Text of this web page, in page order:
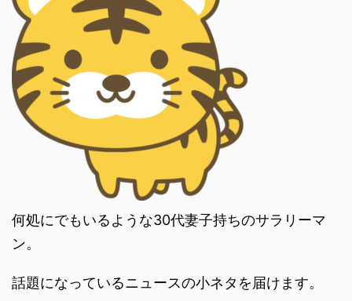
何処にでもいるような30代妻子持ちのサラリーマ
ン。
話題になっているニュースの小ネタを届けます。